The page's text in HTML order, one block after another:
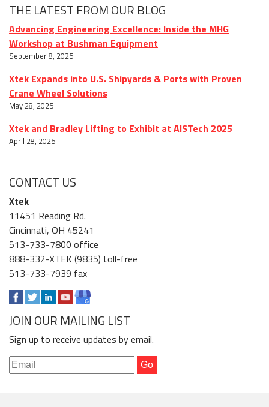
THE LATEST FROM OUR BLOG
Advancing Engineering Excellence: Inside the MHG
Workshop at Bushman Equipment
September 8, 2025
Xtek Expands into U.S. Shipyards & Ports with Proven
Crane Wheel Solutions
May 28, 2025
Xtek and Bradley Lifting to Exhibit at AISTech 2025
April 28, 2025
CONTACT US
Xtek
11451 Reading Rd.
Cincinnati, OH 45241
513-733-7800 office
888-332-XTEK (9835) toll-free
513-733-7939 fax
JOIN OUR MAILING LIST
Sign up to receive updates by email.